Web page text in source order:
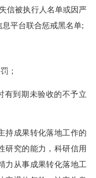
信被执行人名单或因严
平台联合惩戒黑名单;
；
到期未验收的不予立
成果转化落地工作的
研究的能力，科研信用
力从事成果转化落地工